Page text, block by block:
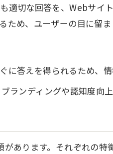
適切な回答を、Webサイ
ため、ユーザーの目に留
に答えを得られるため、情
ランディングや認知度向上
あります。それぞれの特